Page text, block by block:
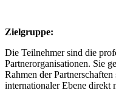
Zielgruppe:
Die Teilnehmer sind die
Partnerorganisationen. Sie
Rahmen der
internationaler Ebene direkt